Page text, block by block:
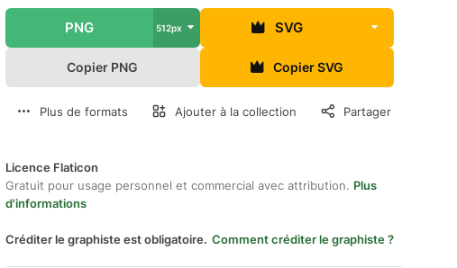
PNG 512px SVG
Copier PNG Copier SVG
Plus de formats Ajouter à la collection Partager
Licence Flaticon
Gratuit pour usage personnel et commercial avec attribution. Plus
d'informations
Créditer le graphiste est obligatoire. Comment créditer le graphiste ?